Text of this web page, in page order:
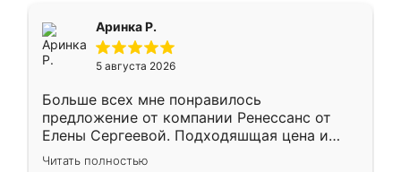
Аринка Р.
5 августа 2026
Больше всех мне понравилось
предложение от компании Ренессанс от
Елены Сергеевой. Подходяшщая цена и
короткие сроки изготовления. Приехавший
Читать полностью